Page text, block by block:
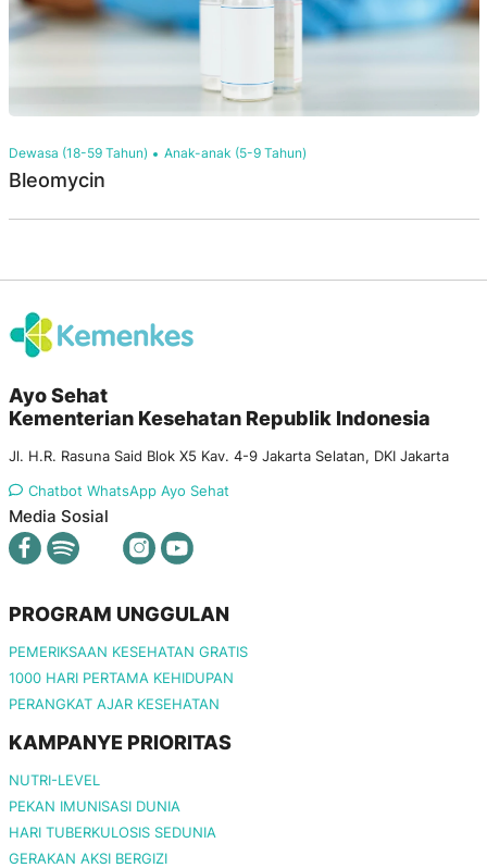
Dewasa (18-59 Tahun) Anak-anak (5-9 Tahun)
Bleomycin
Ayo Sehat
Kementerian Kesehatan Republik Indonesia
Jl. H.R. Rasuna Said Blok X5 Kav. 4-9 Jakarta Selatan, DKI Jakarta
Chatbot WhatsApp Ayo Sehat
Media Sosial
PROGRAM UNGGULAN
PEMERIKSAAN KESEHATAN GRATIS
1000 HARI PERTAMA KEHIDUPAN
PERANGKAT AJAR KESEHATAN
KAMPANYE PRIORITAS
NUTRI-LEVEL
PEKAN IMUNISASI DUNIA
HARI TUBERKULOSIS SEDUNIA
GERAKAN AKSI BERGIZI